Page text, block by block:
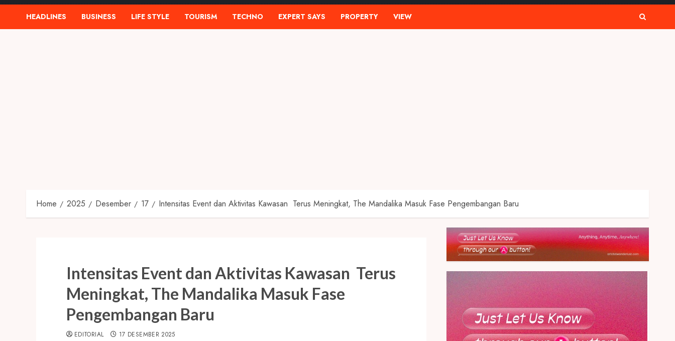
HEADLINES BUSINESS LIFE STYLE TOURISM TECHNO EXPERT SAYS PROPERTY VIEW
Home 2025 Desember 17 Intensitas Event dan Aktivitas Kawasan Terus Meningkat, The Mandalika Masuk Fase Pengembangan Baru
Intensitas Event dan Aktivitas Kawasan Terus
Meningkat, The Mandalika Masuk Fase
Pengembangan Baru
EDITORIAL 17 DESEMBER 2025